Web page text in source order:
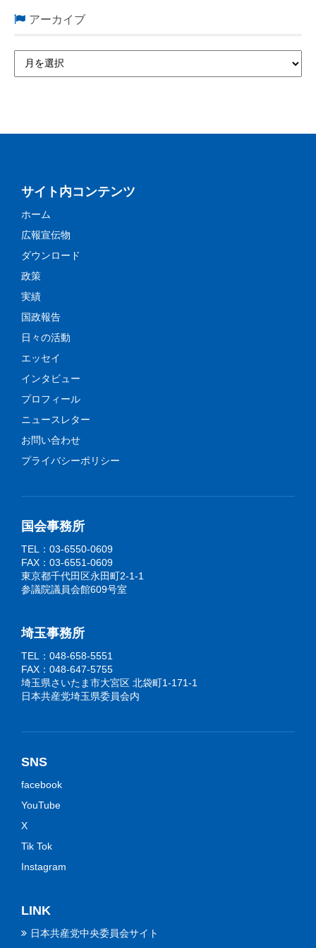
アーカイブ
サイト内コンテンツ
ホーム
広報宣伝物
ダウンロード
政策
実績
国政報告
日々の活動
エッセイ
インタビュー
プロフィール
ニュースレター
お問い合わせ
プライバシーポリシー
国会事務所
TEL：03-6550-0609
FAX：03-6551-0609
東京都千代田区永田町2-1-1
参議院議員会館609号室
埼玉事務所
TEL：048-658-5551
FAX：048-647-5755
埼玉県さいたま市大宮区 北袋町1-171-1
日本共産党埼玉県委員会内
SNS
facebook
YouTube
X
Tik Tok
Instagram
LINK
日本共産党中央委員会サイト